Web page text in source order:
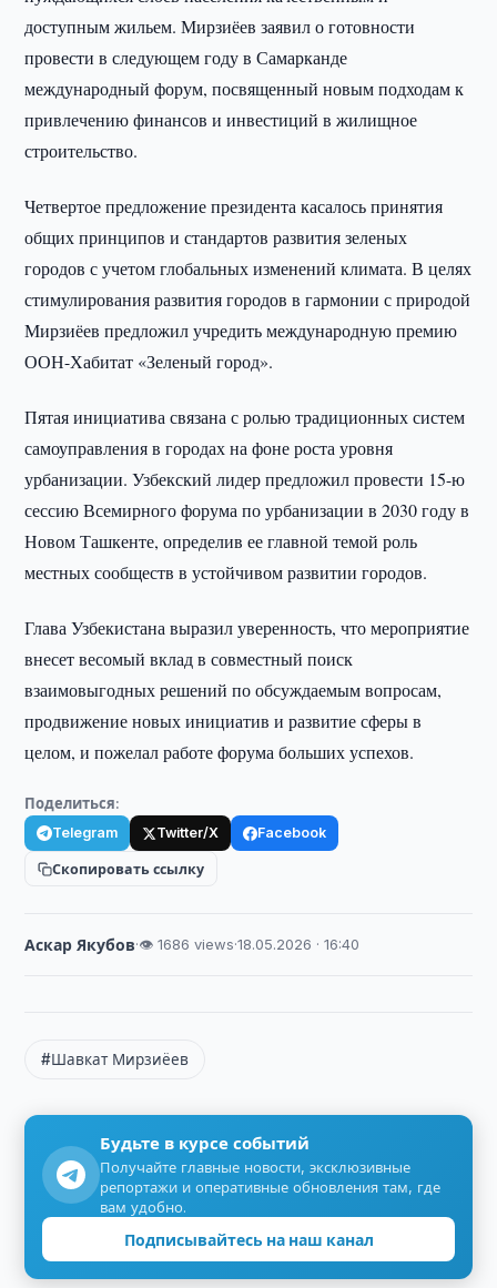
доступным жильем. Мирзиёев заявил о готовности
провести в следующем году в Самарканде
международный форум, посвященный новым подходам к
привлечению финансов и инвестиций в жилищное
строительство.
Четвертое предложение президента касалось принятия
общих принципов и стандартов развития зеленых
городов с учетом глобальных изменений климата. В целях
стимулирования развития городов в гармонии с природой
Мирзиёев предложил учредить международную премию
ООН-Хабитат «Зеленый город».
Пятая инициатива связана с ролью традиционных систем
самоуправления в городах на фоне роста уровня
урбанизации. Узбекский лидер предложил провести 15-ю
сессию Всемирного форума по урбанизации в 2030 году в
Новом Ташкенте, определив ее главной темой роль
местных сообществ в устойчивом развитии городов.
Глава Узбекистана выразил уверенность, что мероприятие
внесет весомый вклад в совместный поиск
взаимовыгодных решений по обсуждаемым вопросам,
продвижение новых инициатив и развитие сферы в
целом, и пожелал работе форума больших успехов.
Поделиться:
Telegram Twitter/X Facebook
Скопировать ссылку
Аскар Якубов·👁 1686 views·18.05.2026 · 16:40
#Шавкат Мирзиёев
Будьте в курсе событий
Получайте главные новости, эксклюзивные
репортажи и оперативные обновления там, где
вам удобно.
Подписывайтесь на наш канал